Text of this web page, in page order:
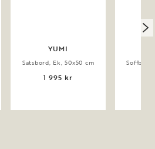
YUMI
Satsbord, Ek, 50x50 cm
1 995 kr